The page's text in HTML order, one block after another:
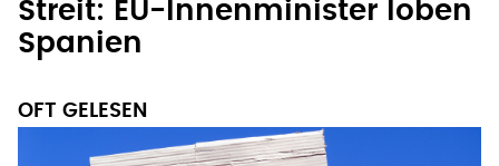
Streit: EU-Innenminister loben
Spanien
OFT GELESEN